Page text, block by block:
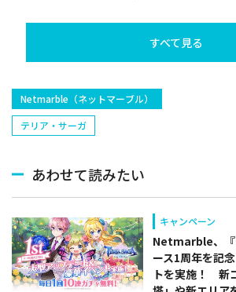
すべて見る
​Netmarble（ネットマーブル）
テリア・サーガ
あわせて読みたい
キャンペーン
Netmarble、『
ース1周年を記
トを実施！ 新